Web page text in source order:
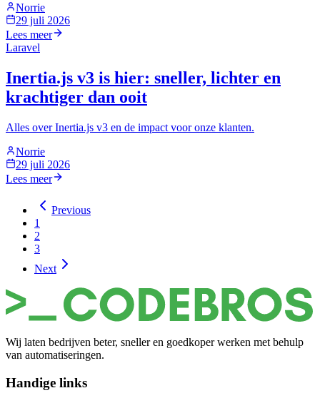
Norrie
29 juli 2026
Lees meer
Laravel
Inertia.js v3 is hier: sneller, lichter en
krachtiger dan ooit
Alles over Inertia.js v3 en de impact voor onze klanten.
Norrie
29 juli 2026
Lees meer
Previous
1
2
3
Next
Wij laten bedrijven beter, sneller en goedkoper werken met behulp
van automatiseringen.
Handige links